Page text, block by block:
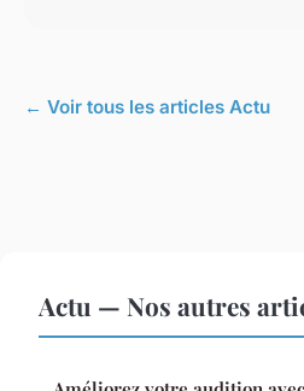
← Voir tous les articles Actu
Actu — Nos autres